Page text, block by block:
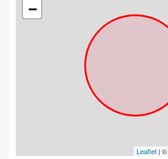
−
Leaflet | ©